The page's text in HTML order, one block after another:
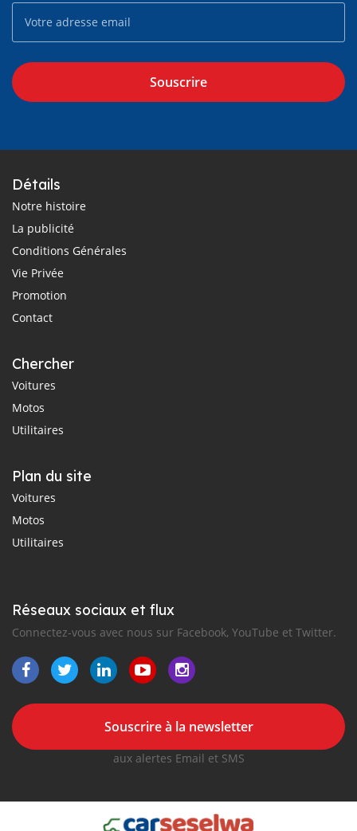
Souscrire
Détails
Notre histoire
La publicité
Conditions Générales
Vie Privée
Promotion
Contact
Chercher
Voitures
Motos
Utilitaires
Plan du site
Voitures
Motos
Utilitaires
Réseaux sociaux et flux
Connectez-vous avec nous sur Facebook, YouTube et Twitter.
Souscrire à la newsletter
aux alertes Email et SMS